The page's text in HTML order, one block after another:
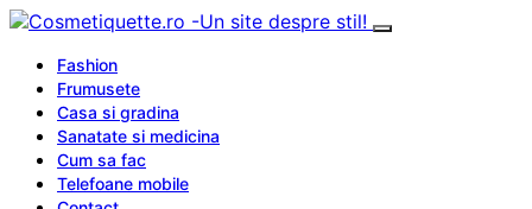
Fashion
Frumusete
Casa si gradina
Sanatate si medicina
Cum sa fac
Telefoane mobile